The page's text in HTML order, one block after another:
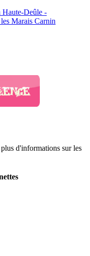
Haute-Deûle -
Marais Carnin
d'informations sur les